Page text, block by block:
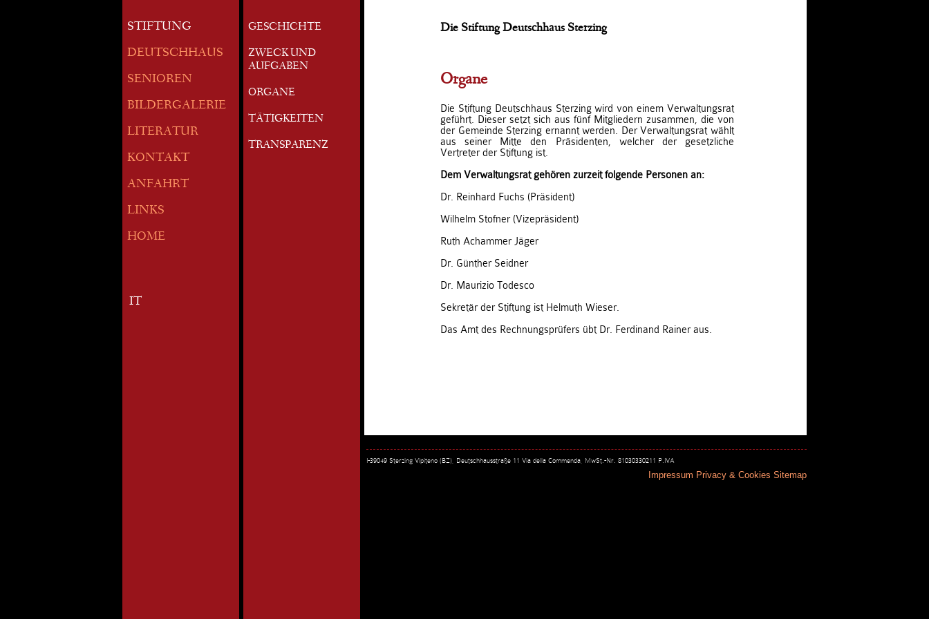
STIFTUNG
DEUTSCHHAUS
SENIOREN
BILDERGALERIE
LITERATUR
KONTAKT
ANFAHRT
LINKS
HOME
IT
GESCHICHTE
ZWECK UND
AUFGABEN
ORGANE
TÄTIGKEITEN
TRANSPARENZ
Die Stiftung Deutschhaus Sterzing
Organe
Die Stiftung Deutschhaus Sterzing wird von einem Verwaltungsrat
geführt. Dieser setzt sich aus fünf Mitgliedern zusammen, die von
der Gemeinde Sterzing ernannt werden. Der Verwaltungsrat wählt
aus seiner Mitte den Präsidenten, welcher der gesetzliche
Vertreter der Stiftung ist.
Dem Verwaltungsrat gehören zurzeit folgende Personen an:
Dr. Reinhard Fuchs (Präsident)
Wilhelm Stofner (Vizepräsident)
Ruth Achammer Jäger
Dr. Günther Seidner
Dr. Maurizio Todesco
Sekretär der Stiftung ist Helmuth Wieser.
Das Amt des Rechnungsprüfers übt Dr. Ferdinand Rainer aus.
I-39049 Sterzing Vipiteno (BZ), Deutschhausstraße 11 Via della Commenda, MwSt.-Nr. 81030330211 P.IVA
Impressum Privacy & Cookies Sitemap